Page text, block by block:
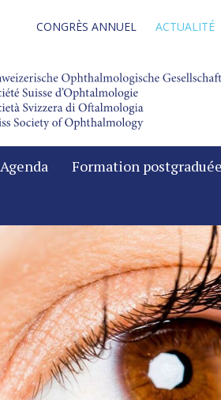
CONGRÈS ANNUEL ACTUALITÉ
Agenda Formation postgraduée